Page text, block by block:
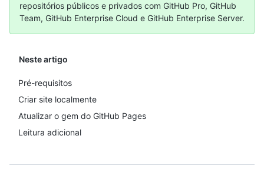
Neste artigo
Pré-requisitos
Criar site localmente
Atualizar o gem do GitHub Pages
Leitura adicional
repositórios públicos e privados com GitHub Pro, GitHub
Team, GitHub Enterprise Cloud e GitHub Enterprise Server.